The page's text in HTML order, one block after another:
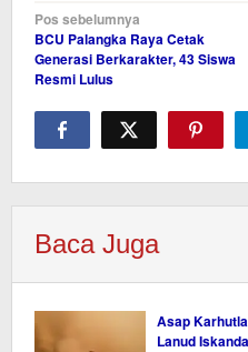
Navigasi
pos
Pos sebelumnya
BCU Palangka Raya Cetak
Generasi Berkarakter, 43 Siswa
Resmi Lulus
Baca Juga
Asap
Lanud